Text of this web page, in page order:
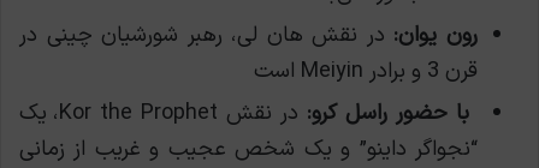
رون یوان: در نقش هان لی، رهبر شورشیان چینی در
قرن 3 و برادر Meiyin است
با حضور راسل کرو:
در نقش Kor the Prophet، یک
“نجواگر داینو” و یک شخص عجیب و غریب از زمانی